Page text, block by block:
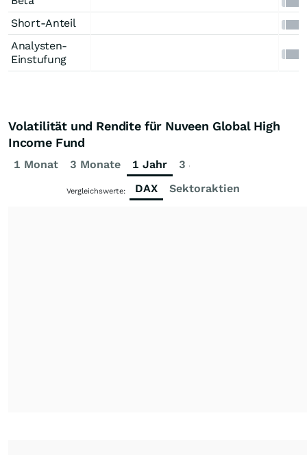
Short-Anteil
Analysten-
Einstufung
Volatilität und Rendite für Nuveen Global High
Income Fund
1 Monat 3 Monate 1 Jahr 3 Jahre
Vergleichswerte: DAX Sektoraktien